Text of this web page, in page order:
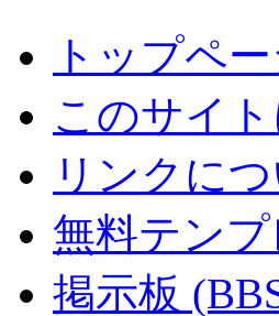
トップペ
このサイ
リンクに
無料テン
掲示板